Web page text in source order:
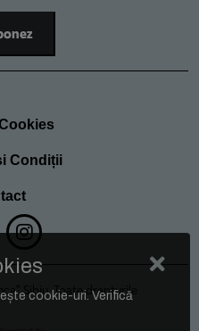
Condiții
Sibiu. Toate drepturile
cookie-uri. Verifică